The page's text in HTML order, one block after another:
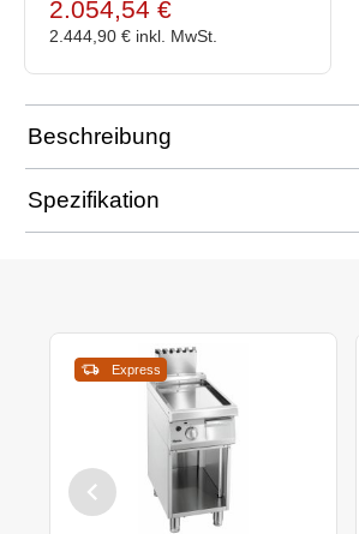
2.054,54 €
2.444,90 € inkl. MwSt.
Beschreibung
Spezifikation
Express